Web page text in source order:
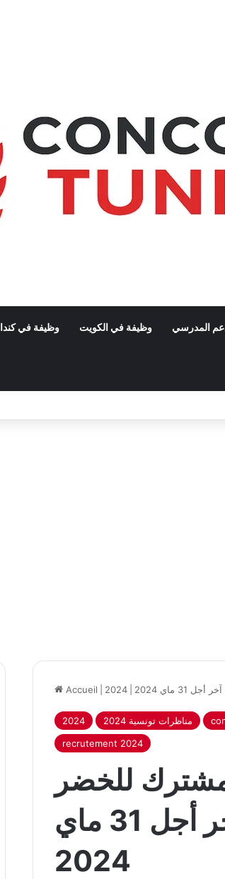
وظيفة في كندا وظيفة في الكويت المدرسي
Accueil 2024 ماي 2024
2024 2024 مناظرات تونسية
recrutement 2024
للخضر
لانتداب أعوان و سائقين : آخر أجل 31 ماي
2024